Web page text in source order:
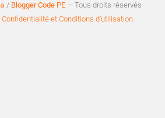
/ Blogger Code PE — Tous droits réservés
et Conditions d’utilisation.